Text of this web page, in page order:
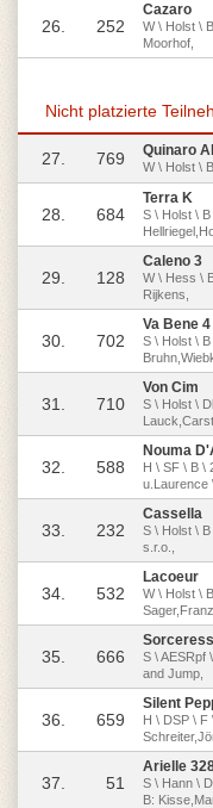
26. 252
Cazaro
W \ Holst \
Moorhof,
Nicht platzierte
27. 769 Quinaro
W \ Holst \
28. 684
Terra K
S \ Holst \
29. 128
Caleno 3
W \ Hess \
Rijkens,
30. 702
Va Bene 4
S \ Holst \
31. 710
Von Cim
S \ Holst \
32. 588
Nouma
H \ SF \ B \
u.Laurence
33. 232
Cassella
S \ Holst \
s.r.o.,
34. 532
Lacoeur
W \ Holst \
Sager,Franz
35. 666
Sorceress
S \ AESRpf
and Jump,
36. 659
Silent
H \ DSP \ F
37. 51
Arielle
S \ Hann \
B: